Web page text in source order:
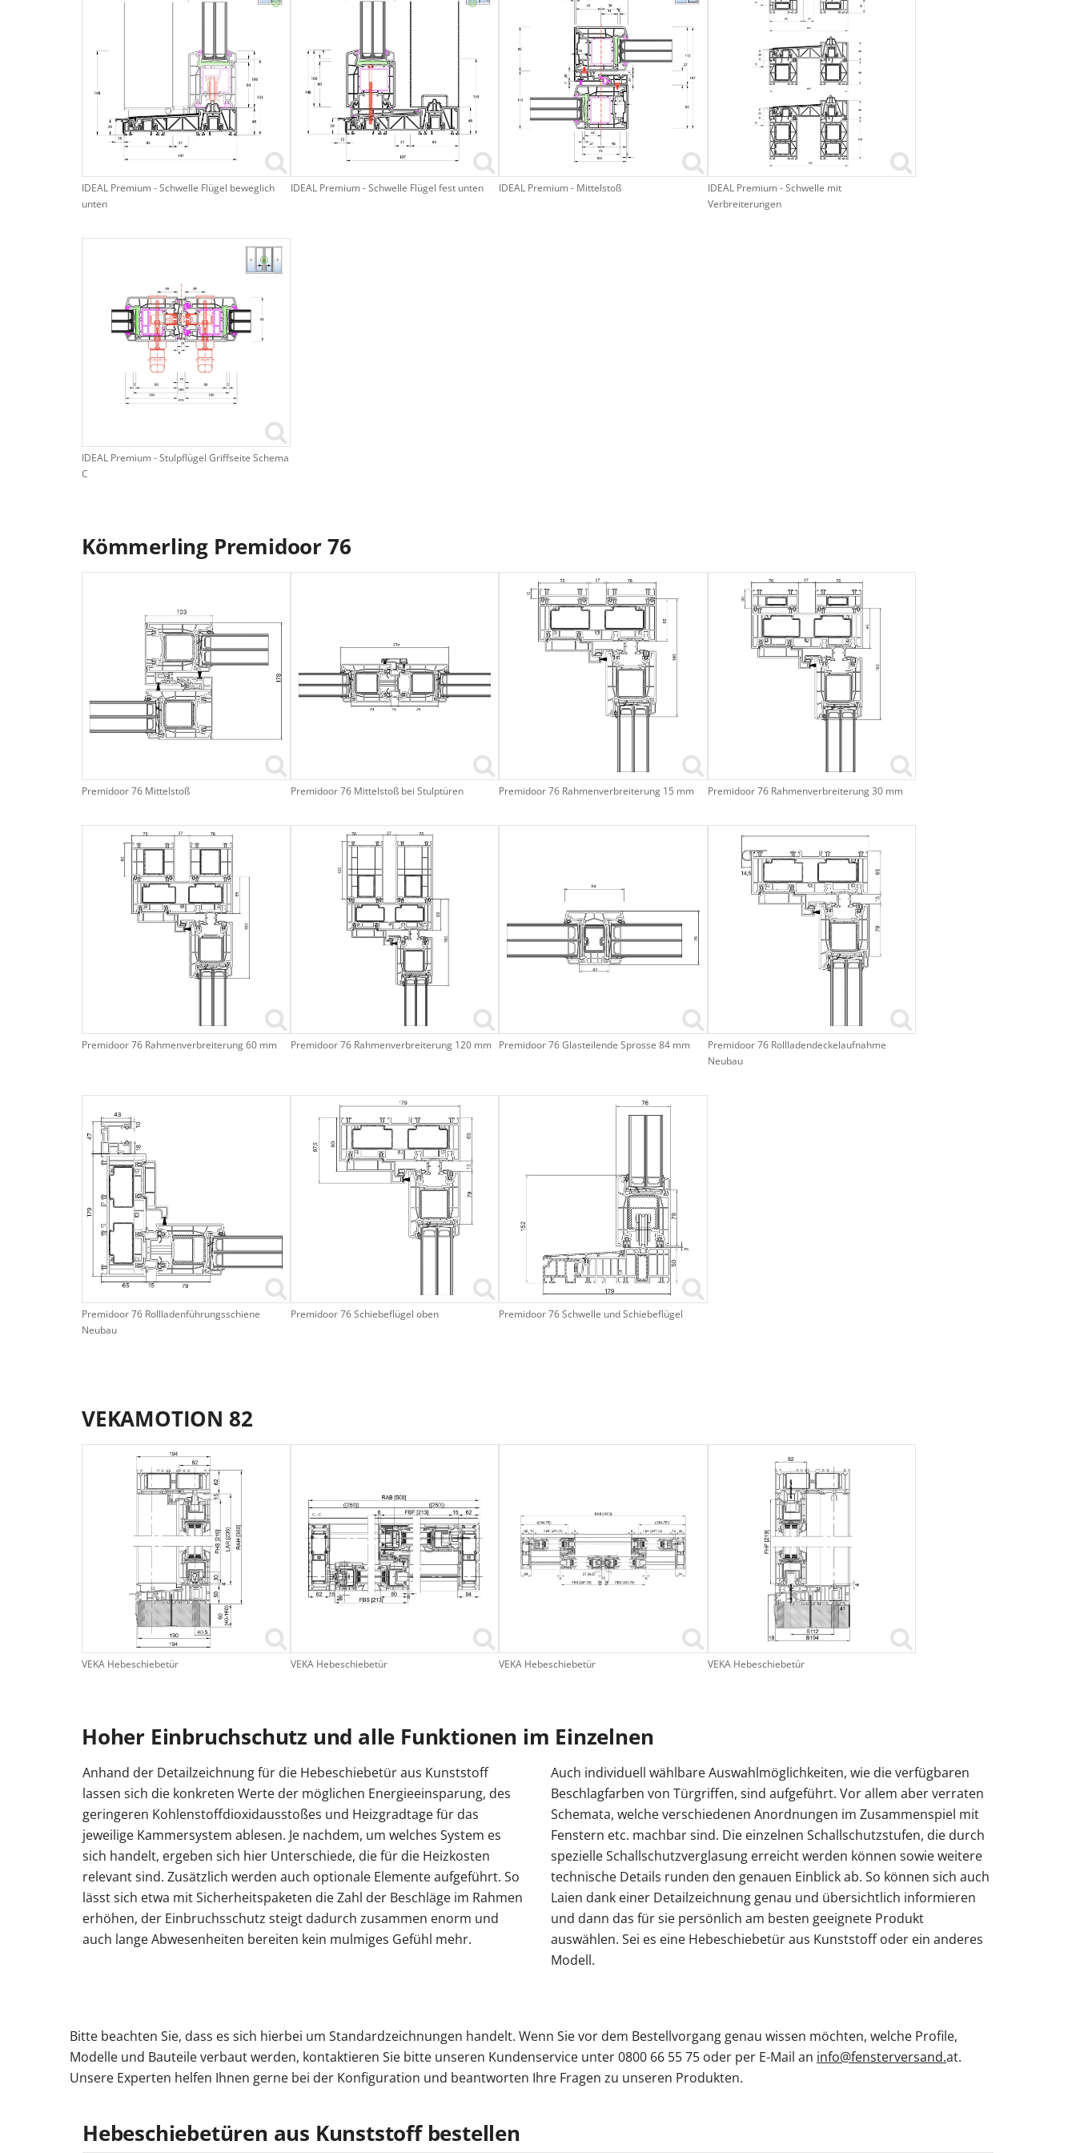
IDEAL Premium - Schwelle Flügel beweglich
unten
IDEAL Premium - Schwelle Flügel fest unten IDEAL Premium - Mittelstoß
IDEAL Premium - Schwelle mit
Verbreiterungen
IDEAL Premium - Stulpflügel Griffseite Schema
C
Kömmerling Premidoor 76
Premidoor 76 Mittelstoß Premidoor 76 Mittelstoß bei Stulptüren Premidoor 76 Rahmenverbreiterung 15 mm Premidoor 76 Rahmenverbreiterung 30 mm
Premidoor 76 Rahmenverbreiterung 60 mm Premidoor 76 Rahmenverbreiterung 120 mm Premidoor 76 Glasteilende Sprosse 84 mm
Premidoor 76 Rollladendeckelaufnahme
Neubau
Premidoor 76 Rollladenführungsschiene
Neubau
Premidoor 76 Schiebeflügel oben Premidoor 76 Schwelle und Schiebeflügel
VEKAMOTION 82
VEKA Hebeschiebetür VEKA Hebeschiebetür VEKA Hebeschiebetür VEKA Hebeschiebetür
Hoher Einbruchschutz und alle Funktionen im Einzelnen
Anhand der Detailzeichnung für die Hebeschiebetür aus Kunststoff
lassen sich die konkreten Werte der möglichen Energieeinsparung, des
geringeren Kohlenstoffdioxidausstoßes und Heizgradtage für das
jeweilige Kammersystem ablesen. Je nachdem, um welches System es
sich handelt, ergeben sich hier Unterschiede, die für die Heizkosten
relevant sind. Zusätzlich werden auch optionale Elemente aufgeführt. So
lässt sich etwa mit Sicherheitspaketen die Zahl der Beschläge im Rahmen
erhöhen, der Einbruchsschutz steigt dadurch zusammen enorm und
auch lange Abwesenheiten bereiten kein mulmiges Gefühl mehr.
Auch individuell wählbare Auswahlmöglichkeiten, wie die verfügbaren
Beschlagfarben von Türgriffen, sind aufgeführt. Vor allem aber verraten
Schemata, welche verschiedenen Anordnungen im Zusammenspiel mit
Fenstern etc. machbar sind. Die einzelnen Schallschutzstufen, die durch
spezielle Schallschutzverglasung erreicht werden können sowie weitere
technische Details runden den genauen Einblick ab. So können sich auch
Laien dank einer Detailzeichnung genau und übersichtlich informieren
und dann das für sie persönlich am besten geeignete Produkt
auswählen. Sei es eine Hebeschiebetür aus Kunststoff oder ein anderes
Modell.
Bitte beachten Sie, dass es sich hierbei um Standardzeichnungen handelt. Wenn Sie vor dem Bestellvorgang genau wissen möchten, welche Profile,
Modelle und Bauteile verbaut werden, kontaktieren Sie bitte unseren Kundenservice unter 0800 66 55 75 oder per E-Mail an info@fensterversand.at.
Unsere Experten helfen Ihnen gerne bei der Konfiguration und beantworten Ihre Fragen zu unseren Produkten.
Hebeschiebetüren aus Kunststoff bestellen